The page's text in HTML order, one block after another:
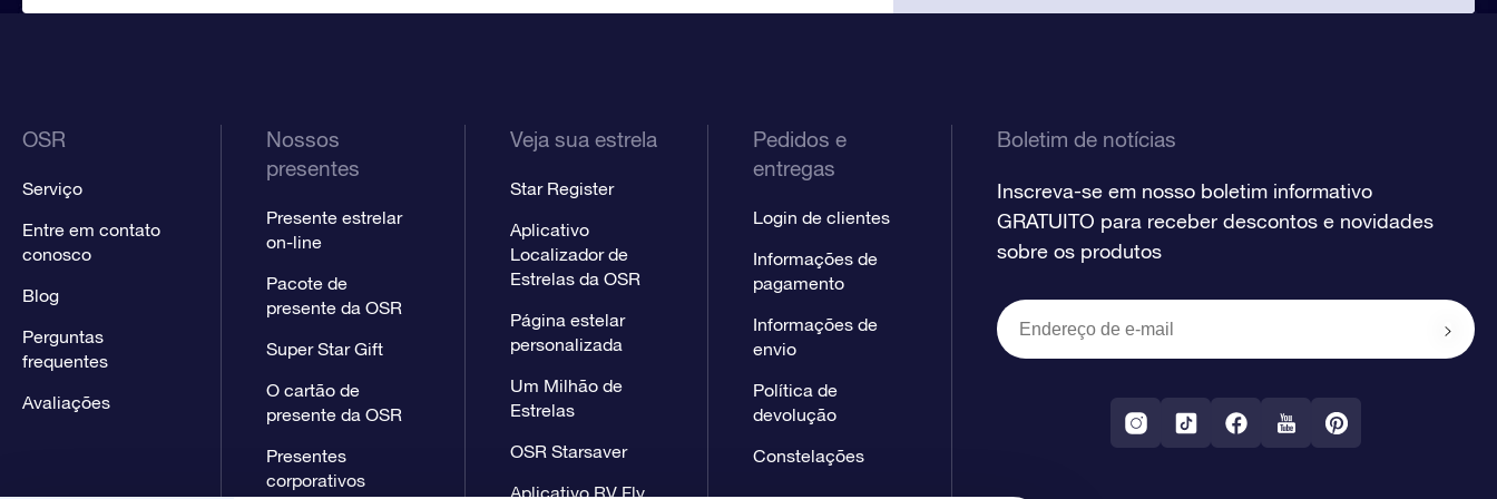
OSR
Serviço
Entre em contato
conosco
Blog
Perguntas
frequentes
Avaliações
Nossos
presentes
Presente estrelar
on-line
Pacote de
presente da OSR
Super Star Gift
O cartão de
presente da OSR
Presentes
corporativos
Veja sua estrela
Star Register
Aplicativo
Localizador de
Estrelas da OSR
Página estelar
personalizada
Um Milhão de
Estrelas
OSR Starsaver
Aplicativo RV Fly
Pedidos e
entregas
Login de clientes
Informações de
pagamento
Informações de
envio
Política de
devolução
Constelações
Boletim de notícias
Inscreva-se em nosso boletim informativo
GRATUITO para receber descontos e novidades
sobre os produtos